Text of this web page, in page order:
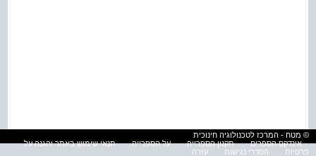
© מטח - המרכז לטכנולוגיה חינוכית
אינדקס הספרים
תקנון הספרייה על הספרייה
תנאי שימוש באתר והגנה על
פרטיות
הסדרי נגישות עזרה